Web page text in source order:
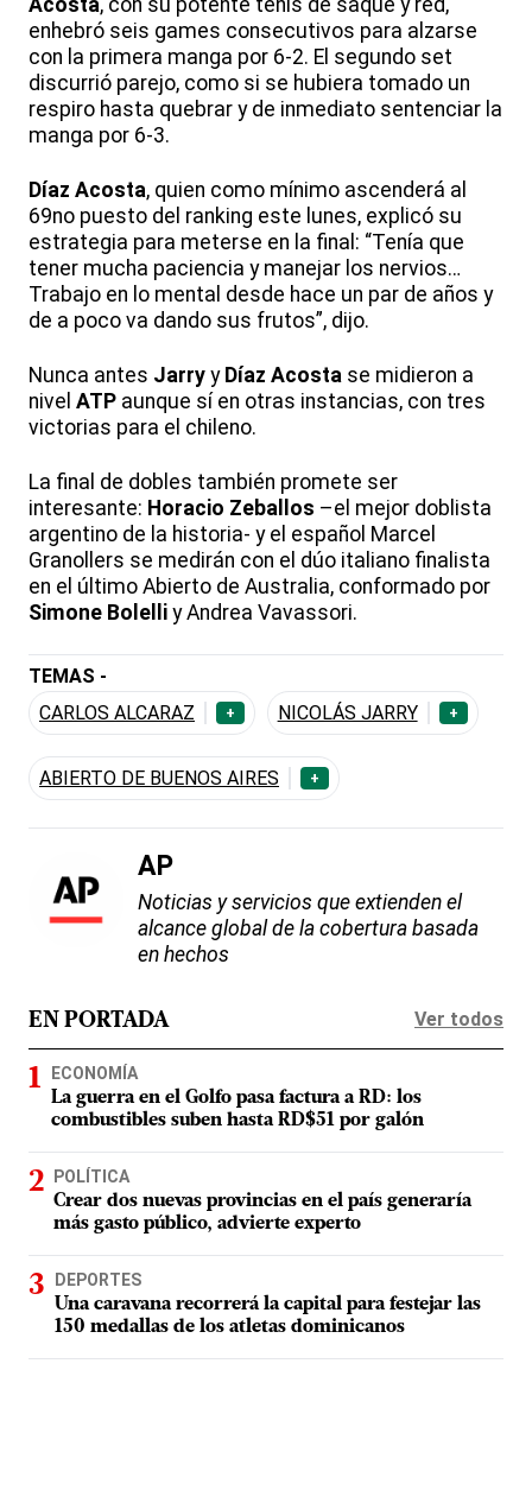
Acosta, con su potente tenis de saque y red,
enhebró seis games consecutivos para alzarse
con la primera manga por 6-2. El segundo set
discurrió parejo, como si se hubiera tomado un
respiro hasta quebrar y de inmediato sentenciar la
manga por 6-3.
Díaz Acosta, quien como mínimo ascenderá al
69no puesto del ranking este lunes, explicó su
estrategia para meterse en la final: “Tenía que
tener mucha paciencia y manejar los nervios…
Trabajo en lo mental desde hace un par de años y
de a poco va dando sus frutos”, dijo.
Nunca antes Jarry y Díaz Acosta se midieron a
nivel ATP aunque sí en otras instancias, con tres
victorias para el chileno.
La final de dobles también promete ser
interesante: Horacio Zeballos –el mejor doblista
argentino de la historia- y el español Marcel
Granollers se medirán con el dúo italiano finalista
en el último Abierto de Australia, conformado por
Simone Bolelli y Andrea Vavassori.
TEMAS -
CARLOS ALCARAZ
+ NICOLÁS JARRY +
ABIERTO DE BUENOS AIRES +
AP
Noticias y servicios que extienden el
alcance global de la cobertura basada
en hechos
EN PORTADA Ver todos
ECONOMÍA
La guerra en el Golfo pasa factura a RD: los
combustibles suben hasta RD$51 por galón
POLÍTICA
Crear dos nuevas provincias en el país generaría
más gasto público, advierte experto
DEPORTES
Una caravana recorrerá la capital para festejar las
150 medallas de los atletas dominicanos